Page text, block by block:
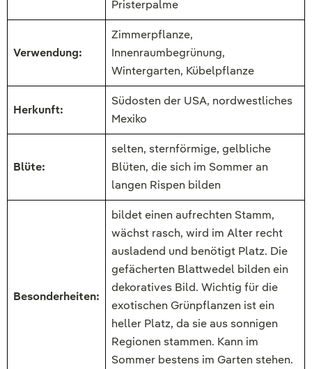
Pristerpalme
Verwendung:
Zimmerpflanze,
Innenraumbegrünung,
Wintergarten, Kübelpflanze
Herkunft:
Südosten der USA, nordwestliches
Mexiko
Blüte:
selten, sternförmige, gelbliche
Blüten, die sich im Sommer an
langen Rispen bilden
Besonderheiten:
bildet einen aufrechten Stamm,
wächst rasch, wird im Alter recht
ausladend und benötigt Platz. Die
gefächerten Blattwedel bilden ein
dekoratives Bild. Wichtig für die
exotischen Grünpflanzen ist ein
heller Platz, da sie aus sonnigen
Regionen stammen. Kann im
Sommer bestens im Garten stehen.